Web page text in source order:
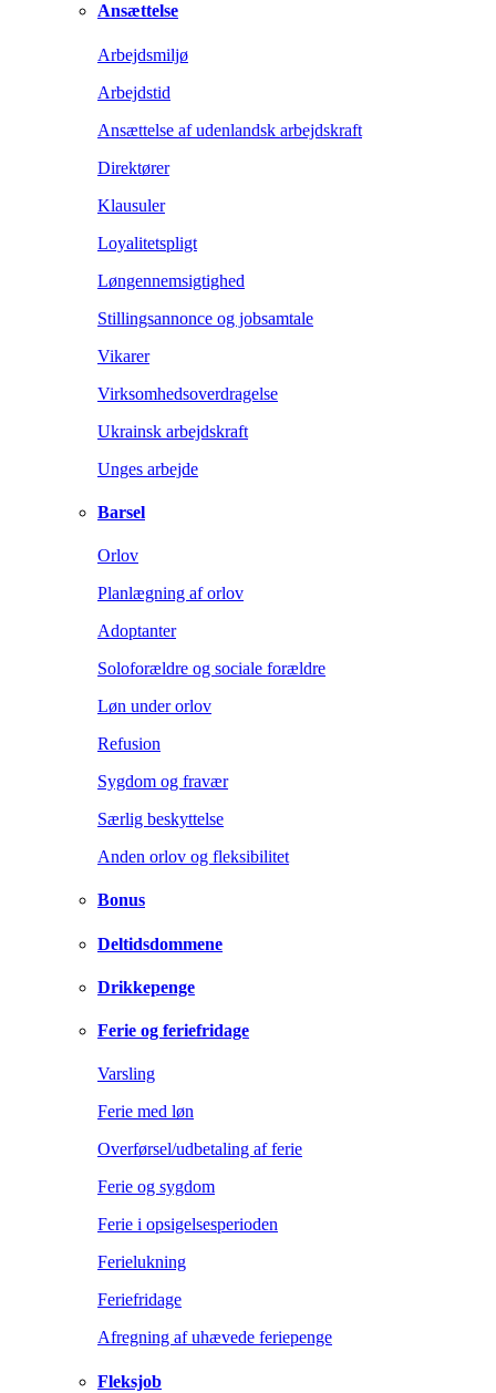
Ansættelse
Arbejdsmiljø
Arbejdstid
Ansættelse af udenlandsk arbejdskraft
Direktører
Klausuler
Loyalitetspligt
Løngennemsigtighed
Stillingsannonce og jobsamtale
Vikarer
Virksomhedsoverdragelse
Ukrainsk arbejdskraft
Unges arbejde
Barsel
Orlov
Planlægning af orlov
Adoptanter
Soloforældre og sociale forældre
Løn under orlov
Refusion
Sygdom og fravær
Særlig beskyttelse
Anden orlov og fleksibilitet
Bonus
Deltidsdommene
Drikkepenge
Ferie og feriefridage
Varsling
Ferie med løn
Overførsel/udbetaling af ferie
Ferie og sygdom
Ferie i opsigelsesperioden
Ferielukning
Feriefridage
Afregning af uhævede feriepenge
Fleksjob